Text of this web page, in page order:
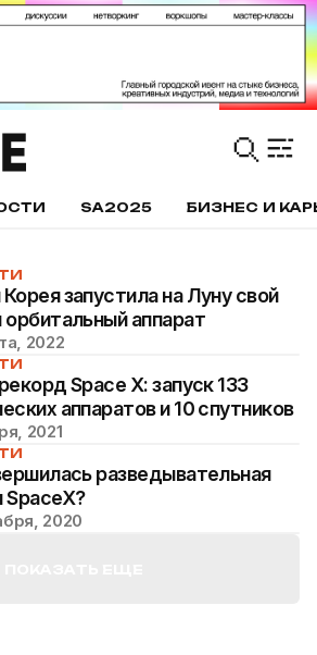
SA2025 БИЗНЕС И
запустила на Луну свой
орбитальный аппарат
2022
Space X: запуск 133
аппаратов и 10 спутников
2021
разведывательная
SpaceX?
2020